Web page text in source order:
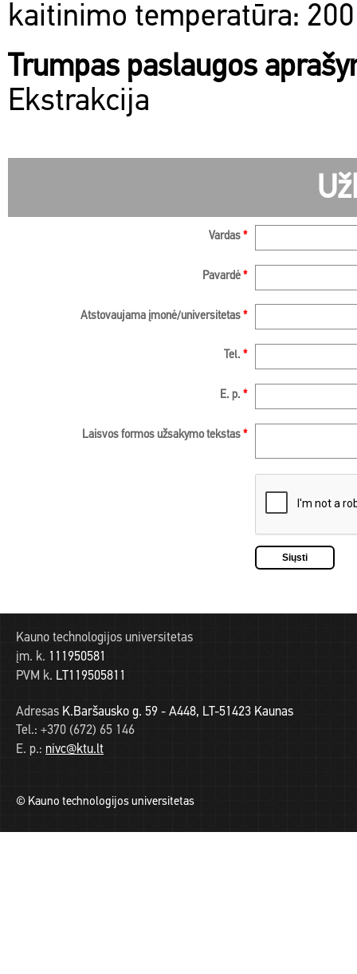
kaitinimo temperatūra: 200
Trumpas paslaugos
Ekstrakcija
Vardas *
Pavardė *
Atstovaujama įmonė/universitetas *
Tel. *
E. p. *
Laisvos formos užsakymo tekstas *
Kauno technologijos universitetas
įm. k. 111950581
PVM k. LT119505811
Adresas K.Baršausko g. 59 - A448, LT-51423 Kaunas
Tel.: +370 (672) 65 146
E. p.: nivc@ktu.lt
© Kauno technologijos universitetas